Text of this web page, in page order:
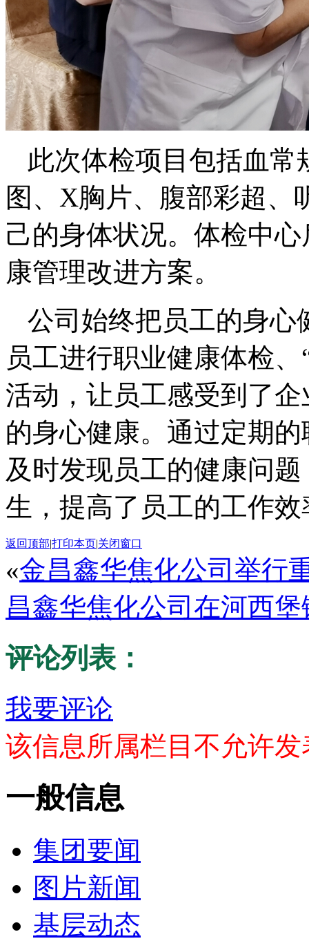
此次体检项目包括血
图、X胸片、腹部彩超、
己的身体状况。体检中
康管理改进方案。
公司始终把员工的身心
员工进行职业健康体检
活动，让员工感受到了
的身心健康。通过定期
及时发现员工的健康问
生，提高了员工的工作
返回顶部|打印本页|关闭窗口
«金昌鑫华焦化公司举行
昌鑫华焦化公司在河西
评论列表：
我要评论
该信息所属栏目不允许
一般信息
集团要闻
图片新闻
基层动态